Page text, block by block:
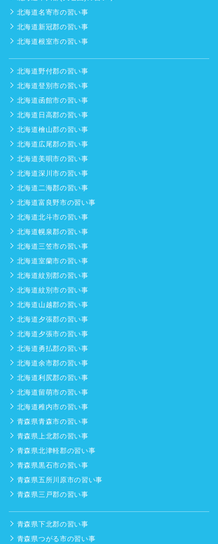
北海道名寄市の習い事
北海道新冠郡の習い事
北海道根室市の習い事
北海道野付郡の習い事
北海道登別市の習い事
北海道函館市の習い事
北海道日高郡の習い事
北海道檜山郡の習い事
北海道広尾郡の習い事
北海道美唄市の習い事
北海道深川市の習い事
北海道二海郡の習い事
北海道富良野市の習い事
北海道北斗市の習い事
北海道幌泉郡の習い事
北海道三笠市の習い事
北海道室蘭市の習い事
北海道紋別郡の習い事
北海道紋別市の習い事
北海道山越郡の習い事
北海道夕張郡の習い事
北海道夕張市の習い事
北海道勇払郡の習い事
北海道余市郡の習い事
北海道利尻郡の習い事
北海道留萌市の習い事
北海道稚内市の習い事
青森県青森市の習い事
青森県上北郡の習い事
青森県北津軽郡の習い事
青森県黒石市の習い事
青森県五所川原市の習い事
青森県三戸郡の習い事
青森県下北郡の習い事
青森県つがる市の習い事